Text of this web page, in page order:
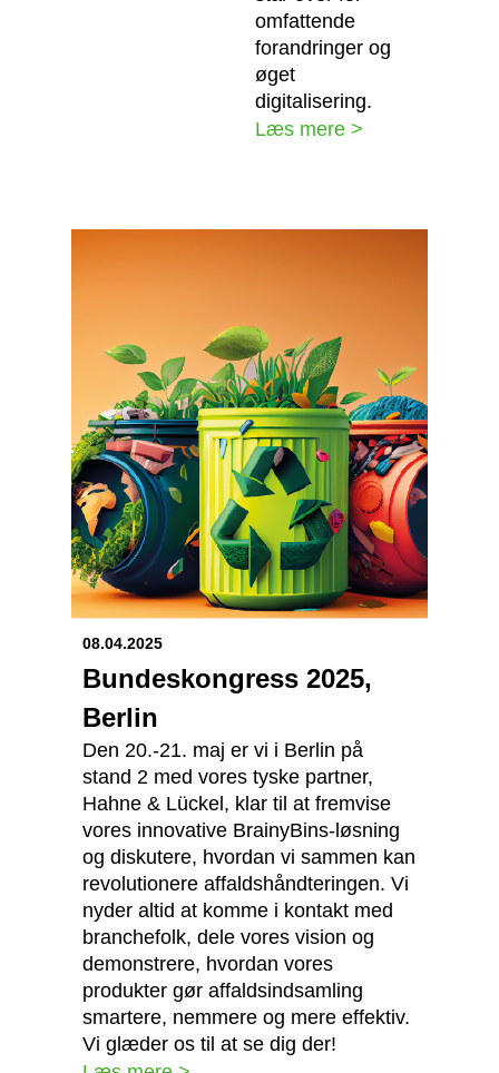
omfattende
forandringer og
øget
digitalisering.
Læs mere >
08.04.2025
Bundeskongress 2025,
Berlin
Den 20.-21. maj er vi i Berlin på
stand 2 med vores tyske partner,
Hahne & Lückel, klar til at fremvise
vores innovative BrainyBins-løsning
og diskutere, hvordan vi sammen kan
revolutionere affaldshåndteringen. Vi
nyder altid at komme i kontakt med
branchefolk, dele vores vision og
demonstrere, hvordan vores
produkter gør affaldsindsamling
smartere, nemmere og mere effektiv.
Vi glæder os til at se dig der!